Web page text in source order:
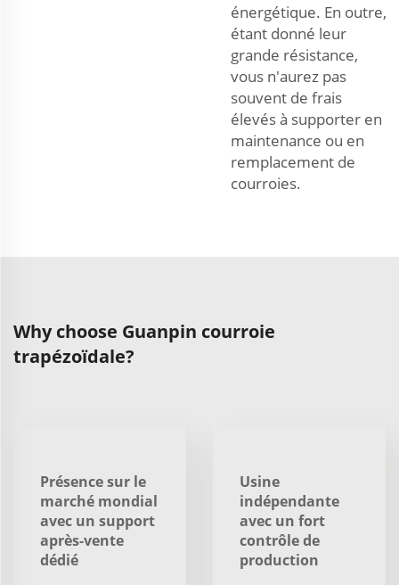
énergétique. En outre,
étant donné leur
grande résistance,
vous n'aurez pas
souvent de frais
élevés à supporter en
maintenance ou en
remplacement de
courroies.
Why choose Guanpin courroie
trapézoïdale?
Présence sur le
marché mondial
avec un support
après-vente
dédié
Usine
indépendante
avec un fort
contrôle de
production